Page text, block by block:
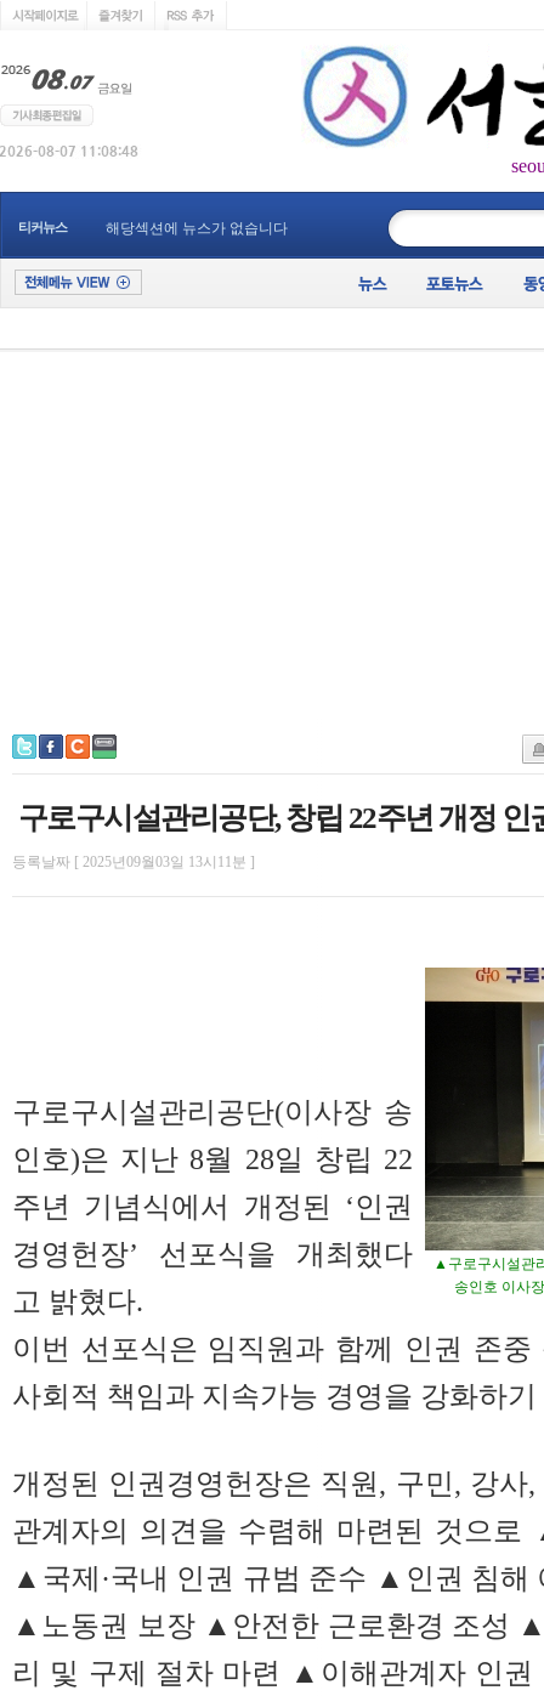
티커뉴스 해당섹션에 뉴스가 없습니다
구로구시설관리공단, 창립 22주년 개정 인
등록날짜 [ 2025년09월03일 13시11분 ]
▲구로구시설관
송인호 이사
구로구시설관리공단(이사장 송
인호)은 지난 8월 28일 창립 22
주년 기념식에서 개정된 ‘인권
경영헌장’ 선포식을 개최했다
고 밝혔다.
이번 선포식은 임직원과 함께 인권 존
사회적 책임과 지속가능 경영을 강화하
개정된 인권경영헌장은 직원, 구민, 강사
관계자의 의견을 수렴해 마련된 것으
▲국제·국내 인권 규범 준수 ▲인권 침
▲노동권 보장 ▲안전한 근로환경 조성
리 및 구제 절차 마련 ▲이해관계자 인